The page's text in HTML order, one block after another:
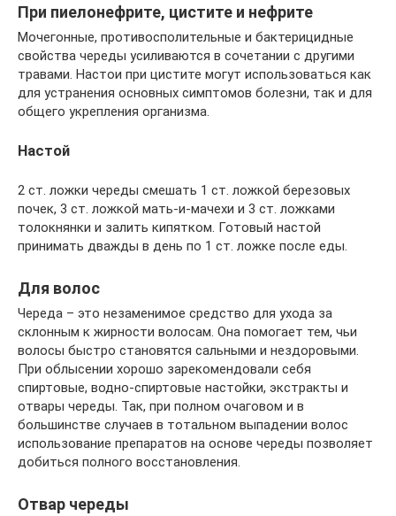
При пиелонефрите, цистите и нефрите
Мочегонные, противосполительные и бактерицидные
свойства череды усиливаются в сочетании с другими
травами. Настои при цистите могут использоваться как
для устранения основных симптомов болезни, так и для
общего укрепления организма.
Настой
2 ст. ложки череды смешать 1 ст. ложкой березовых
почек, 3 ст. ложкой мать-и-мачехи и 3 ст. ложками
толокнянки и залить кипятком. Готовый настой
принимать дважды в день по 1 ст. ложке после еды.
Для волос
Череда – это незаменимое средство для ухода за
склонным к жирности волосам. Она помогает тем, чьи
волосы быстро становятся сальными и нездоровыми.
При облысении хорошо зарекомендовали себя
спиртовые, водно-спиртовые настойки, экстракты и
отвары череды. Так, при полном очаговом и в
большинстве случаев в тотальном выпадении волос
использование препаратов на основе череды позволяет
добиться полного восстановления.
Отвар череды